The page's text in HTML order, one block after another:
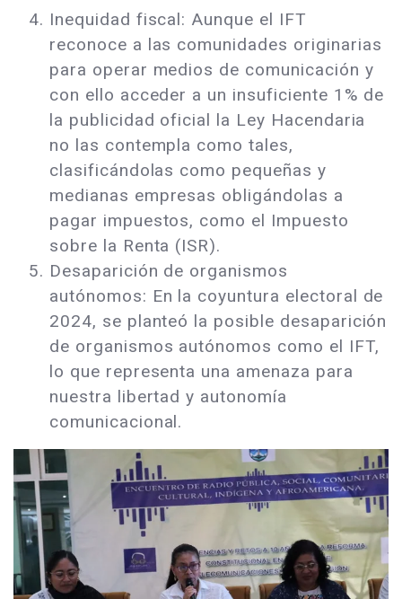
Inequidad fiscal: Aunque el IFT
reconoce a las comunidades originarias
para operar medios de comunicación y
con ello acceder a un insuficiente 1% de
la publicidad oficial la Ley Hacendaria
no las contempla como tales,
clasificándolas como pequeñas y
medianas empresas obligándolas a
pagar impuestos, como el Impuesto
sobre la Renta (ISR).
Desaparición de organismos
autónomos: En la coyuntura electoral de
2024, se planteó la posible desaparición
de organismos autónomos como el IFT,
lo que representa una amenaza para
nuestra libertad y autonomía
comunicacional.